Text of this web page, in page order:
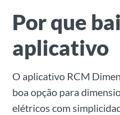
Por que
aplicativo
O aplicativo RCM
boa opção para
elétricos com